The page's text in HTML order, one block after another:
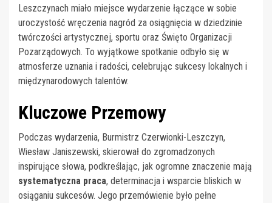
Leszczynach miało miejsce wydarzenie łączące w sobie
uroczystość wręczenia nagród za osiągnięcia w dziedzinie
twórczości artystycznej, sportu oraz Święto Organizacji
Pozarządowych. To wyjątkowe spotkanie odbyło się w
atmosferze uznania i radości, celebrując sukcesy lokalnych i
międzynarodowych talentów.
Kluczowe Przemowy
Podczas wydarzenia, Burmistrz Czerwionki-Leszczyn,
Wiesław Janiszewski, skierował do zgromadzonych
inspirujące słowa, podkreślając, jak ogromne znaczenie mają
systematyczna praca, determinacja i wsparcie bliskich w
osiąganiu sukcesów. Jego przemówienie było pełne